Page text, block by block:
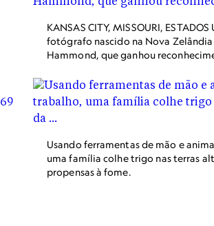
KANSAS CITY, MISSOURI, ESTADOS
fotógrafo nascido na Nova
Hammond, que ganhou
conheceu Avery Jackson, de nove
trabalhava para a National
pauta sobre a revolução dos
retratada causou uma impressão
Mas, com o apoio de sua família em
Missouri, começou a viver em 2012
garota trans. Os editores
Usando ferramentas de mão e
uma família colhe trigo nas terras
propensas à fome.